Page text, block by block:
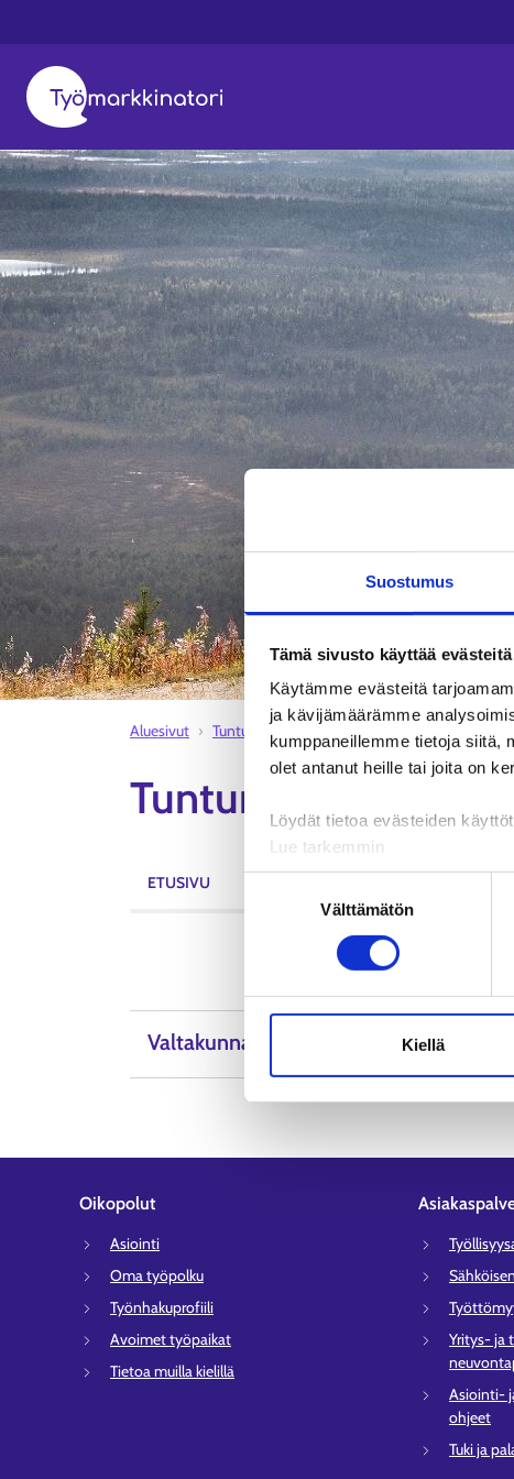
Suostumus
Tämä sivusto käyttää evästeitä
Käytämme evästeitä
ja kävijämäärämme
kumppaneillemme tietoja siitä,
olet antanut heille tai joita on
Löydät tietoa evästeiden
Lue tarkemmin
Evästeet
Tietosuoja ja henkilötietojen
Välttämätön
Kiellä
Aluesivut Tunturi-Lapin - Pellon työllisyysalue Kittilä
Tunturi-Lapin -
ETUSIVU
Valtakunnalliset neuvontapalvelut
Oikopolut
Asiointi
Oma työpolku
Työnhakuprofiili
Avoimet työpaikat
Tietoa muilla kielillä
Yritys- ja
Asiointi-
ohjeet
Tuki ja